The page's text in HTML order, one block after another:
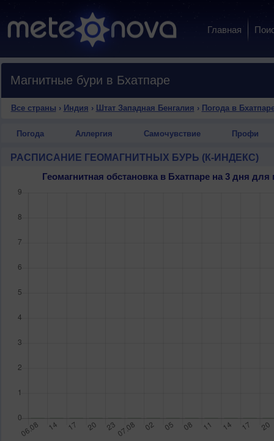
Главная
Магнитные бури в Бхатпаре
Все страны › Индия › Штат Западная Бенгалия › Погода в
Погода Аллергия Самочувствие Профи
РАСПИСАНИЕ ГЕОМАГНИТНЫХ БУРЬ (К-ИНДЕКС)
Геомагнитная обстановка в Бхатпаре на 3 дня